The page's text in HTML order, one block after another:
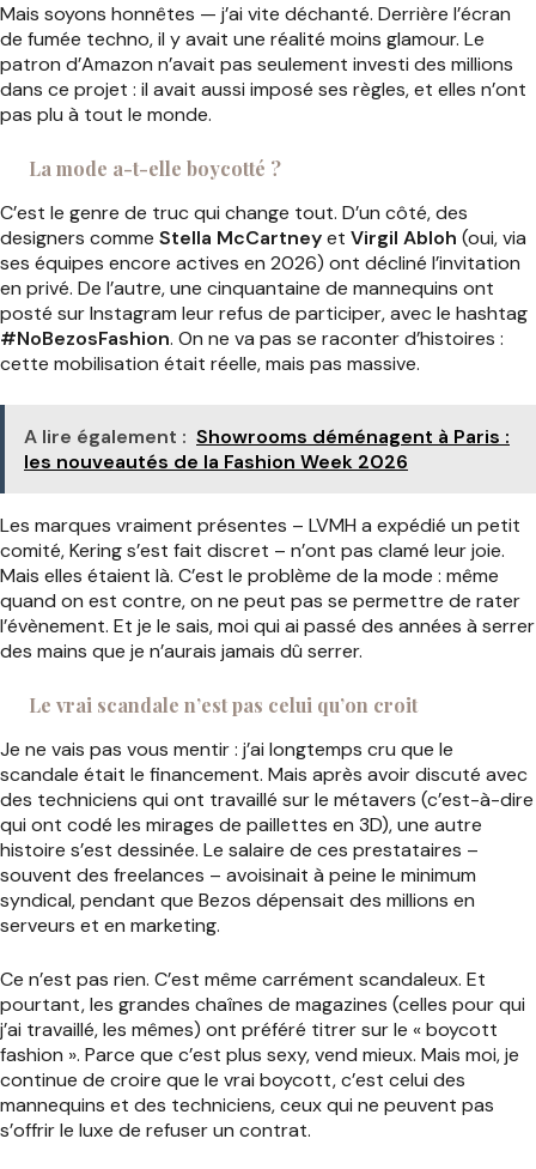
Mais soyons honnêtes — j’ai vite déchanté. Derrière l’écran
de fumée techno, il y avait une réalité moins glamour. Le
patron d’Amazon n’avait pas seulement investi des millions
dans ce projet : il avait aussi imposé ses règles, et elles n’ont
pas plu à tout le monde.
La mode a-t-elle boycotté ?
C’est le genre de truc qui change tout. D’un côté, des
designers comme Stella McCartneyet Virgil Abloh (oui, via
ses équipes encore actives en 2026) ont décliné l’invitation
en privé. De l’autre, une cinquantaine de mannequins ont
posté sur Instagram leur refus de participer, avec le hashtag
#NoBezosFashion. On ne va pas se raconter d’histoires :
cette mobilisation était réelle, mais pas massive.
A lire également : Showrooms déménagent à Paris :
les nouveautés de la Fashion Week 2026
Les marques vraiment présentes – LVMH a expédié un petit
comité, Kering s’est fait discret – n’ont pas clamé leur joie.
Mais elles étaient là. C’est le problème de la mode : même
quand on est contre, on ne peut pas se permettre de rater
l’évènement. Et je le sais, moi qui ai passé des années à serrer
des mains que je n’aurais jamais dû serrer.
Le vrai scandale n’est pas celui qu’on croit
Je ne vais pas vous mentir : j’ai longtemps cru que le
scandale était le financement. Mais après avoir discuté avec
des techniciens qui ont travaillé sur le métavers (c’est-à-dire
qui ont codé les mirages de paillettes en 3D), une autre
histoire s’est dessinée. Le salaire de ces prestataires –
souvent des freelances – avoisinait à peine le minimum
syndical, pendant que Bezos dépensait des millions en
serveurs et en marketing.
Ce n’est pas rien. C’est même carrément scandaleux. Et
pourtant, les grandes chaînes de magazines (celles pour qui
j’ai travaillé, les mêmes) ont préféré titrer sur le « boycott
fashion ». Parce que c’est plus sexy, vend mieux. Mais moi, je
continue de croire que le vrai boycott, c’est celui des
mannequins et des techniciens, ceux qui ne peuvent pas
s’offrir le luxe de refuser un contrat.